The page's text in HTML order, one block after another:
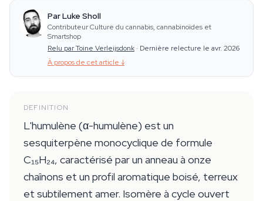
Par Luke Sholl
Contributeur Culture du cannabis, cannabinoïdes et
Smartshop
Relu par Toine Verleijsdonk · Dernière relecture le avr. 2026
À propos de cet article ↓
DEFINITION
L'humulène (α-humulène) est un
sesquiterpène monocyclique de formule
C₁₅H₂₄, caractérisé par un anneau à onze
chaînons et un profil aromatique boisé, terreux
et subtilement amer. Isomère à cycle ouvert